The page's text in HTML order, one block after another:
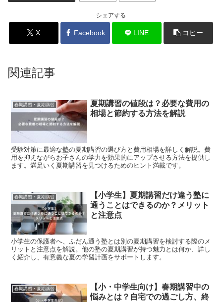
シェアする
X Facebook LINE コピー
関連記事
春期講習・夏期講習
夏期講習の値段は？必要な費用の
相場と節約する方法を解説
受験対策に最適な塾の夏期講習の選び方と費用相場を詳しく解説。費
用を抑えながらお子さんの学力を効果的にアップさせる方法を提供し
ます。満足いく夏期講習を見つけるためのヒント満載です。
春期講習・夏期講習
【小学生】夏期講習だけ違う塾に
通うことはできるのか？メリット
と注意点
小学生の保護者へ、ふだん通う塾とは別の夏期講習を検討する際のメ
リットと注意点を解説。他の塾の夏期講習が持つ魅力とは何か、詳し
く紹介し、有意義な夏の学習計画をサポートします。
春期講習・夏期講習
【小・中学生向け】春期講習中の
悩みとは？自宅での過ごし方、終